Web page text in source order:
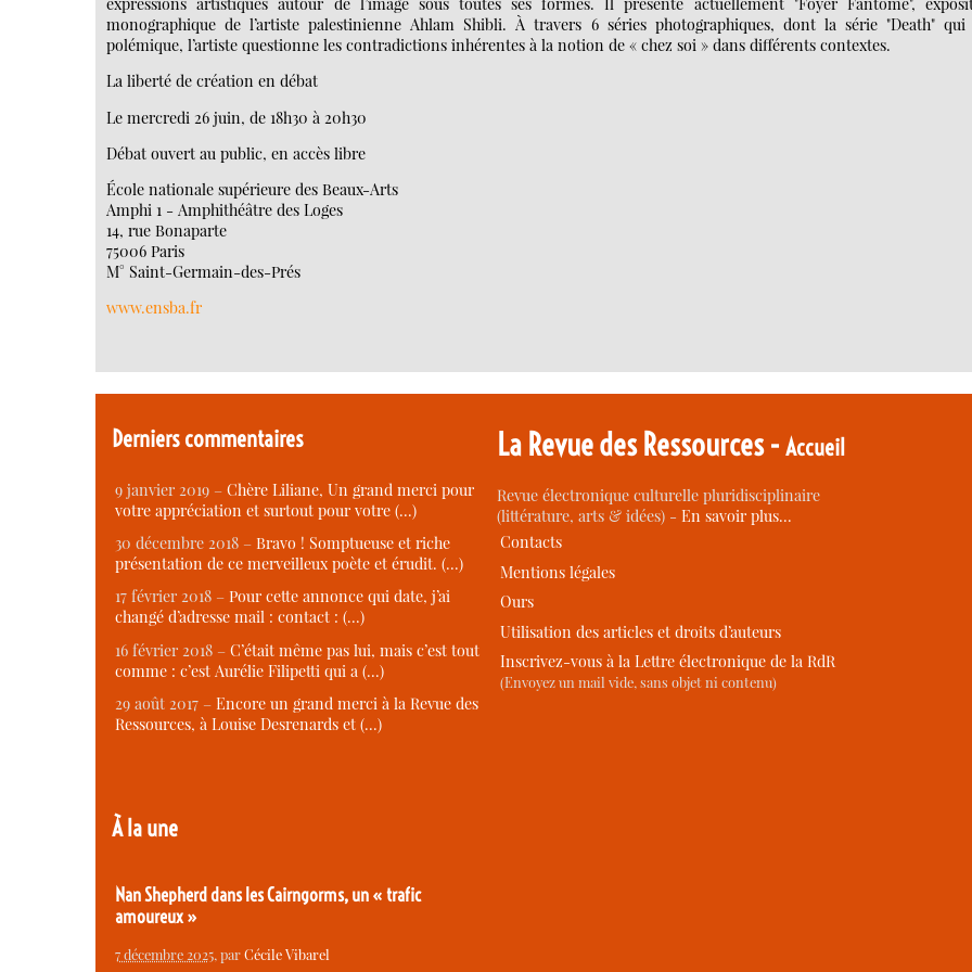
monographique de l’artiste palestinienne Ahlam Shibli. À travers 6 séries photographiques, dont la série "Death"
polémique, l’artiste questionne les contradictions inhérentes à la notion de « chez soi » dans différents contextes.
La liberté de création en débat
Le mercredi 26 juin, de 18h30 à 20h30
Débat ouvert au public, en accès libre
École nationale supérieure des Beaux-Arts
Amphi 1 - Amphithéâtre des Loges
14, rue Bonaparte
75006 Paris
M° Saint-Germain-des-Prés
www.ensba.fr
Derniers commentaires
9 janvier 2019 – Chère Liliane, Un grand merci pour
votre appréciation et surtout pour votre (…)
30 décembre 2018 – Bravo ! Somptueuse et riche
présentation de ce merveilleux poète et érudit. (…)
17 février 2018 – Pour cette annonce qui date, j’ai
changé d’adresse mail : contact : (…)
16 février 2018 – C’était même pas lui, mais c’est tout
comme : c’est Aurélie Filipetti qui a (…)
29 août 2017 – Encore un grand merci à la Revue des
Ressources, à Louise Desrenards et (…)
À la une
Nan Shepherd dans les Cairngorms, un « trafic
amoureux »
7 décembre 2025, parCécile Vibarel
La Revue des Ressources -Accueil
Revue électronique culturelle pluridisciplinaire
(littérature, arts & idées) -En savoir plus…
Contacts
Mentions légales
Ours
Utilisation des articles et droits d’auteurs
Inscrivez-vous à la Lettre électronique de la RdR
(Envoyez un mail vide, sans objet ni contenu)